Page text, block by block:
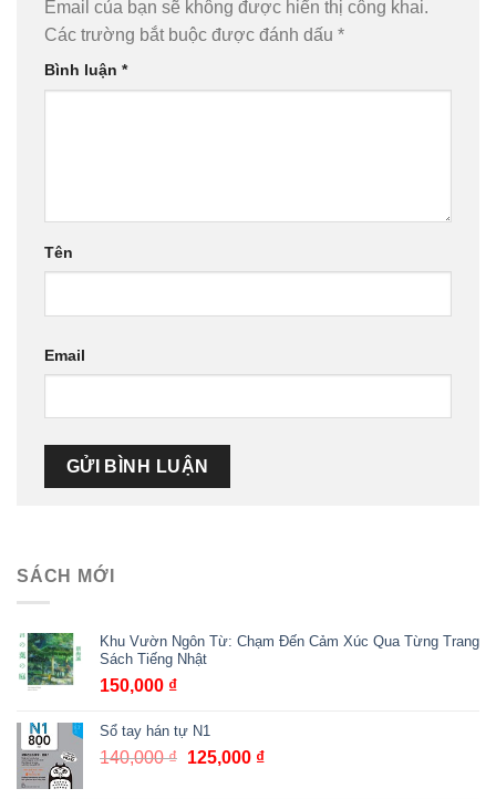
Email của bạn sẽ không được hiển thị công khai.
Các trường bắt buộc được đánh dấu *
Bình luận *
Tên
Email
SÁCH MỚI
Khu Vườn Ngôn Từ: Chạm Đến Cảm Xúc Qua Từng Trang
Sách Tiếng Nhật
150,000 ₫
Sổ tay hán tự N1
140,000₫ Giá
125,000 ₫Giá